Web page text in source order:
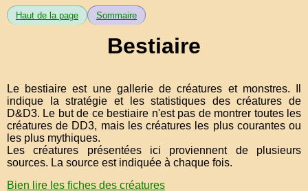
Haut de la page Sommaire
Bestiaire
Le bestiaire est une gallerie de créatures et monstres. Il
indique la stratégie et les statistiques des créatures de
D&D3. Le but de ce bestiaire n'est pas de montrer toutes les
créatures de DD3, mais les créatures les plus courantes ou
les plus mythiques.
Les créatures présentées ici proviennent de plusieurs
sources. La source est indiquée à chaque fois.
Bien lire les fiches des créatures